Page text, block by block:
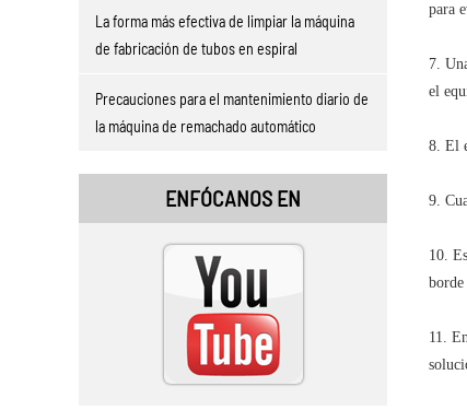
La forma más efectiva de limpiar la máquina
de fabricación de tubos en espiral
Precauciones para el mantenimiento diario de
la máquina de remachado automático
ENFÓCANOS EN
para
7.
el
8. El
9.
10.
borde
11.